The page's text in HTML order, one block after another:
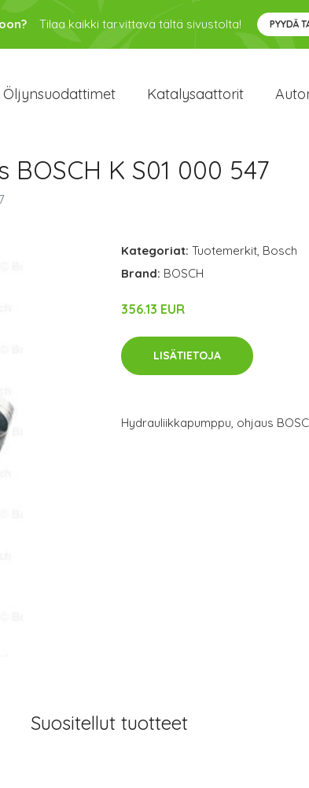
Tilaa kaikki tarvittava tältä sivustolta! PYYDÄ
Öljynsuodattimet Katalysaattorit
K S01 000 547
Kategoriat: Tuotemerkit, Bosch
Brand: BOSCH
356.13 EUR
LISÄTIETOJA
Hydrauliikkapumppu, ohjaus
Suositellut tuotteet